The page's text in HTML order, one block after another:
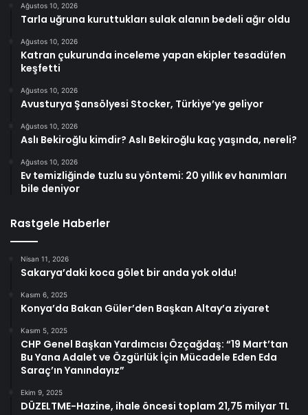
Ağustos 10, 2026
Tarla uğruna kuruttukları sulak alanın bedeli ağır oldu
Ağustos 10, 2026
Katran çukurunda inceleme yapan ekipler tesadüfen
keşfetti
Ağustos 10, 2026
Avusturya Şansölyesi Stocker, Türkiye’ye geliyor
Ağustos 10, 2026
Aslı Bekiroğlu kimdir? Aslı Bekiroğlu kaç yaşında, nereli?
Ağustos 10, 2026
Ev temizliğinde tuzlu su yöntemi: 20 yıllık ev hanımları
bile deniyor
Rastgele Haberler
Nisan 11, 2026
Sakarya’daki koca gölet bir anda yok oldu!
Kasım 6, 2025
Konya’da Bakan Güler’den Başkan Altay’a ziyaret
Kasım 5, 2025
CHP Genel Başkan Yardımcısı Özçağdaş: “19 Mart’tan
Bu Yana Adalet ve Özgürlük İçin Mücadele Eden Eda
Saraç’ın Yanındayız”
Ekim 9, 2025
DÜZELTME-Hazine, ihale öncesi toplam 21,75 milyar TL